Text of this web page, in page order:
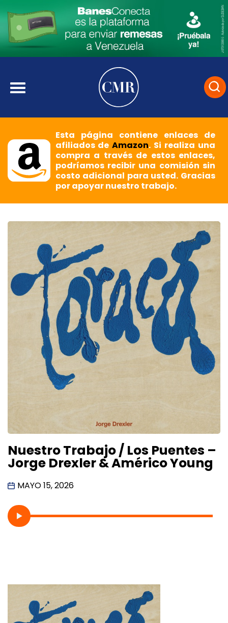
Esta página contiene enlaces de
afiliados deAmazon. Si realiza una
compra a través de estos enlaces,
podríamos recibir una comisión sin
costo adicional para usted. Gracias
por apoyar nuestro trabajo.
Nuestro Trabajo / Los Puentes –
Jorge Drexler & Américo Young
MAYO 15, 2026